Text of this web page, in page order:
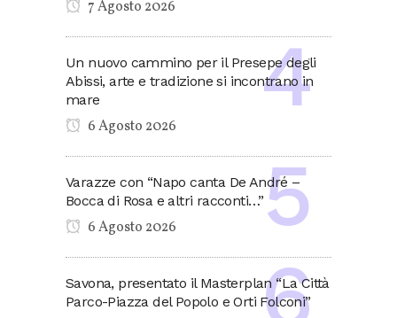
7 Agosto 2026
Un nuovo cammino per il Presepe degli
Abissi, arte e tradizione si incontrano in
mare
6 Agosto 2026
Varazze con “Napo canta De André –
Bocca di Rosa e altri racconti…”
6 Agosto 2026
Savona, presentato il Masterplan “La Città
Parco-Piazza del Popolo e Orti Folconi”